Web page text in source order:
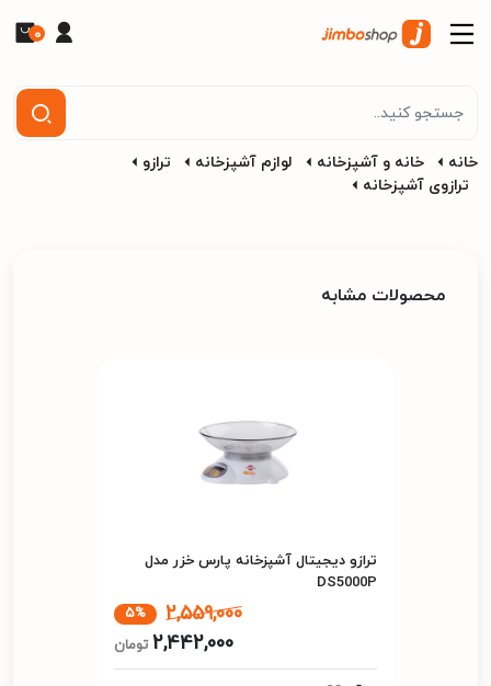
0
خانه خانه و آشپزخانه لوازم آشپزخانه
ترازو
ترازوی آشپزخانه
محصولات مشابه
ترازو دیجیتال آشپزخانه پارس خزر مدل
DS5000P
2,559,000
5%
2,442,000تومان